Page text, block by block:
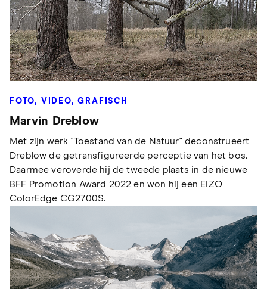
FOTO, VIDEO, GRAFISCH
Marvin Dreblow
Met zijn werk "Toestand van de Natuur" deconstrueert
Dreblow de getransfigureerde perceptie van het bos.
Daarmee veroverde hij de tweede plaats in de nieuwe
BFF Promotion Award 2022 en won hij een EIZO
ColorEdge CG2700S.